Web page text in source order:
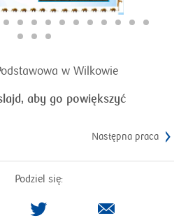
w Wilkowie
aby go powiększyć
Następna praca
Podziel się:
otworzy